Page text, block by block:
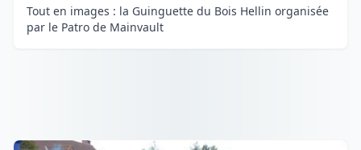
Tout en images : la Guinguette du Bois Hellin organisée
par le Patro de Mainvault